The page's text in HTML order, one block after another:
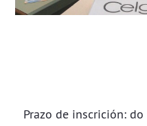
Prazo de inscrición: